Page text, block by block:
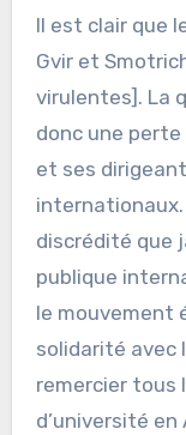
Il est clair que
Gvir et
virulentes]. La
donc une perte
et ses
discrédité que
publique
le mouvement
solidarité avec
remercier tous
d’université en